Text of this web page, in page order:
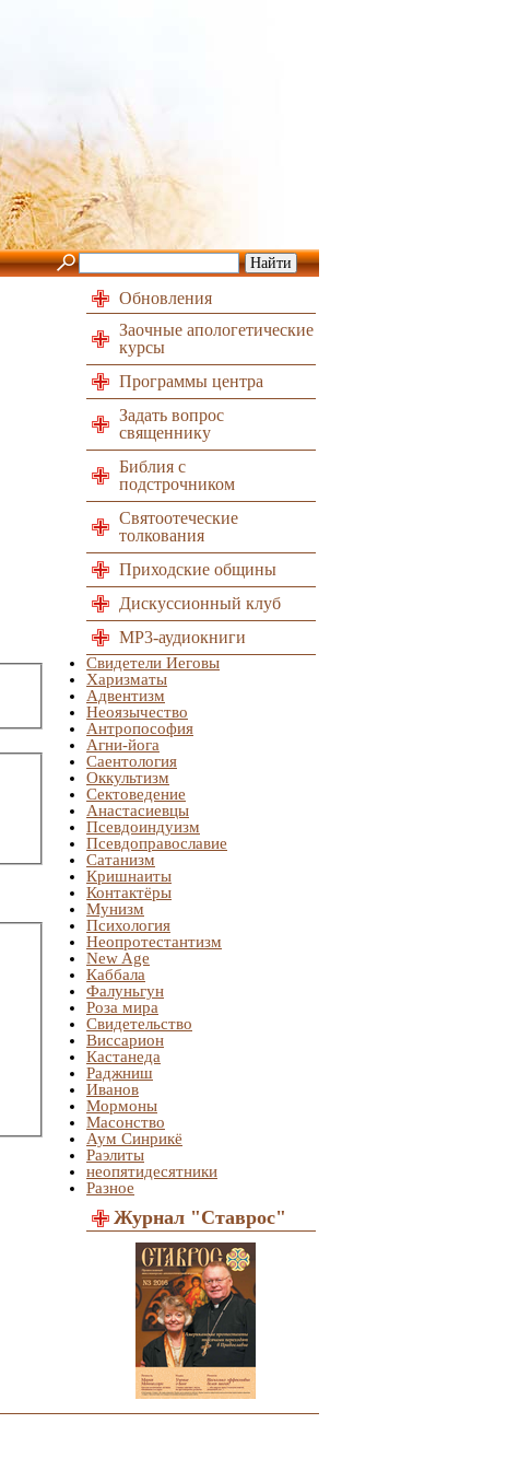
Обновления
Заочные апологетические
курсы
Программы центра
Задать вопрос
священнику
Библия с
подстрочником
Святоотеческие
толкования
Приходские общины
Дискуссионный клуб
MP3-аудиокниги
Свидетели Иеговы
Харизматы
Адвентизм
Неоязычество
Антропософия
Агни-йога
Саентология
Оккультизм
Сектоведение
Анастасиевцы
Псевдоиндуизм
Псевдоправославие
Сатанизм
Кришнаиты
Контактёры
Мунизм
Психология
Неопротестантизм
New Age
Каббала
Фалуньгун
Роза мира
Свидетельство
Виссарион
Кастанеда
Раджниш
Иванов
Мормоны
Масонство
Аум Синрикё
Раэлиты
неопятидесятники
Разное
Журнал "Ставрос"